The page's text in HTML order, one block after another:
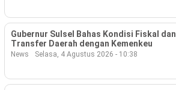
2026
NETRAL
.
All
Right
Gubernur Sulsel Bahas Kondisi Fiskal dan
Transfer Daerah dengan Kemenkeu
News Selasa, 4 Agustus 2026 - 10:38